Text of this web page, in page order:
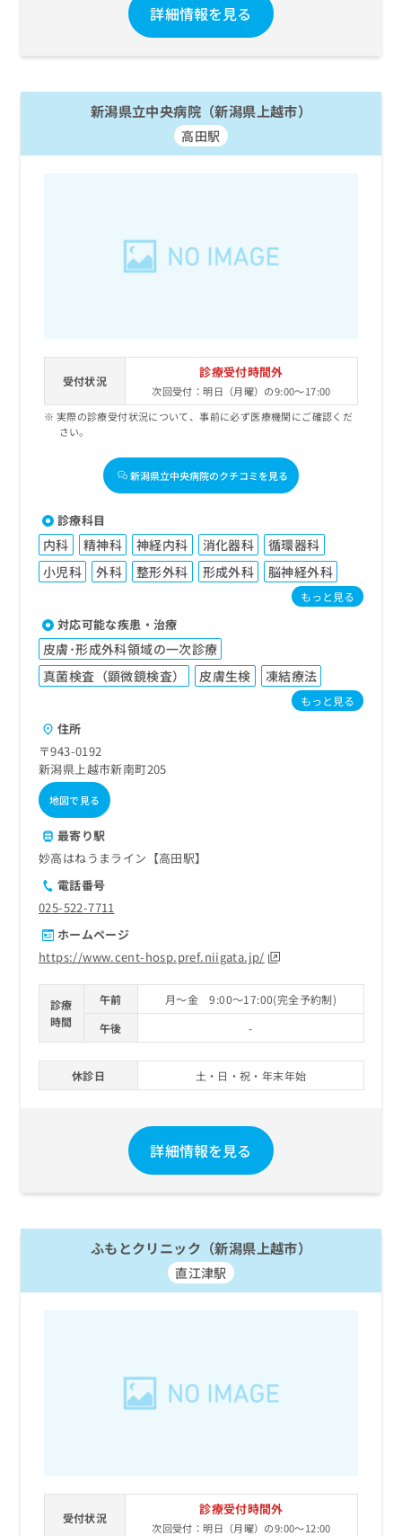
詳細情報を見る
新潟県立中央病院（新潟県上越市）
高田駅
受付状況
診療受付時間外
次回受付：明日（月曜）の9:00～17:00
実際の診療受付状況について、事前に必ず医療機関にご確認くだ
さい。
新潟県立中央病院のクチコミを見る
診療科目
内科 精神科 神経内科 消化器科
循環器科
小児科
外科 整形外科 形成外科 脳神経外科
もっと見る
対応可能な疾患・治療
皮膚･形成外科領域の一次診療
真菌検査（顕微鏡検査）
皮膚生検 凍結療法
もっと見る
住所
〒943-0192
新潟県上越市新南町205
地図で見る
最寄り駅
妙高はねうまライン【高田駅】
電話番号
025-522-7711
ホームページ
https://www.cent-hosp.pref.niigata.jp/
診療
時間
午前
月～金 9:00～17:00(完全予約制)
午後
-
休診日 土・日・祝・年末年始
詳細情報を見る
ふもとクリニック（新潟県上越市）
直江津駅
受付状況
診療受付時間外
次回受付：明日（月曜）の9:00～12:00